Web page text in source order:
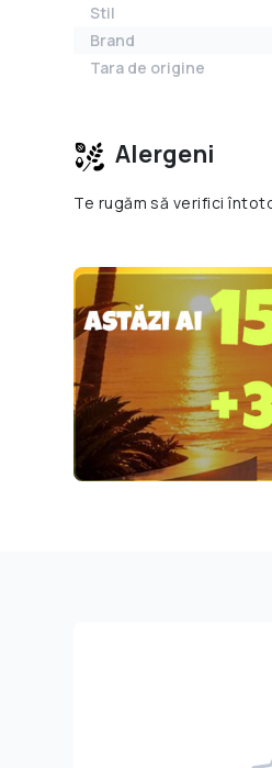
Stil
Brand
Tara de origine
Alergeni
Te rugăm să verifici